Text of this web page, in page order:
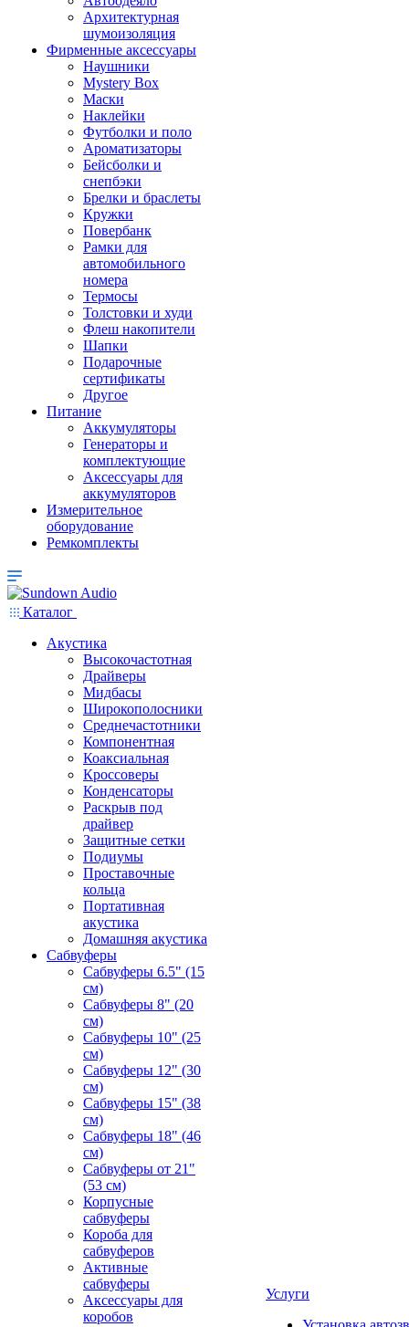
Архитектурная
шумоизоляция
Фирменные аксессуары
Наушники
Mystery Box
Маски
Наклейки
Футболки и поло
Ароматизаторы
Бейсболки и
снепбэки
Брелки и браслеты
Кружки
Повербанк
Рамки для
автомобильного
номера
Термосы
Толстовки и худи
Флеш накопители
Шапки
Подарочные
сертификаты
Другое
Питание
Аккумуляторы
Генераторы и
комплектующие
Аксессуары для
аккумуляторов
Измерительное
оборудование
Ремкомплекты
Каталог
Акустика
Высокочастотная
Драйверы
Мидбасы
Широкополосники
Среднечастотники
Компонентная
Коаксиальная
Кроссоверы
Конденсаторы
Раскрыв под
драйвер
Защитные сетки
Подиумы
Проставочные
кольца
Портативная
акустика
Домашняя акустика
Сабвуферы
Сабвуферы 6.5" (15
см)
Сабвуферы 8" (20
см)
Сабвуферы 10" (25
см)
Сабвуферы 12" (30
см)
Сабвуферы 15" (38
см)
Сабвуферы 18" (46
см)
Сабвуферы от 21"
(53 см)
Корпусные
сабвуферы
Короба для
сабвуферов
Активные
сабвуферы
Аксессуары для
коробов
Услуги